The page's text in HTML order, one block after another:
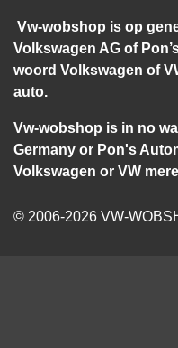
Vw-wobshop is op
Volkswagen AG of
woord Volkswagen of
auto.
Vw-wobshop is in no
Germany or Pon's
Volkswagen or VW
© 2006-2026 VW-